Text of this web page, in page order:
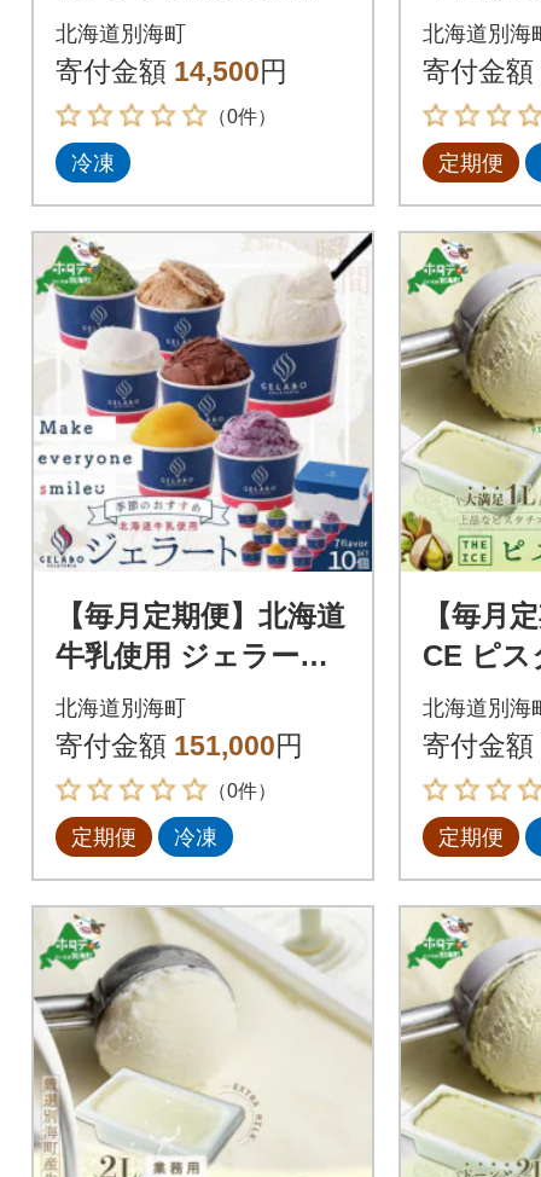
贅沢ジェラートセッ
ト チョコチップ8個
アイス好きにも
北海道別海町
寄付金額 14,500円
（0件）
冷凍
おすす
2回
北海道別海
寄付金額
定期便
【毎月定期便】北海道
牛乳使用 ジェラート
おすすめ10個セット
全10回
北海道別海町
寄付金額 151,000円
（0件）
定期便 冷凍
【毎月
CE ピス
用アイ
ーサイ
使用 全2
北海道別海
寄付金額
定期便